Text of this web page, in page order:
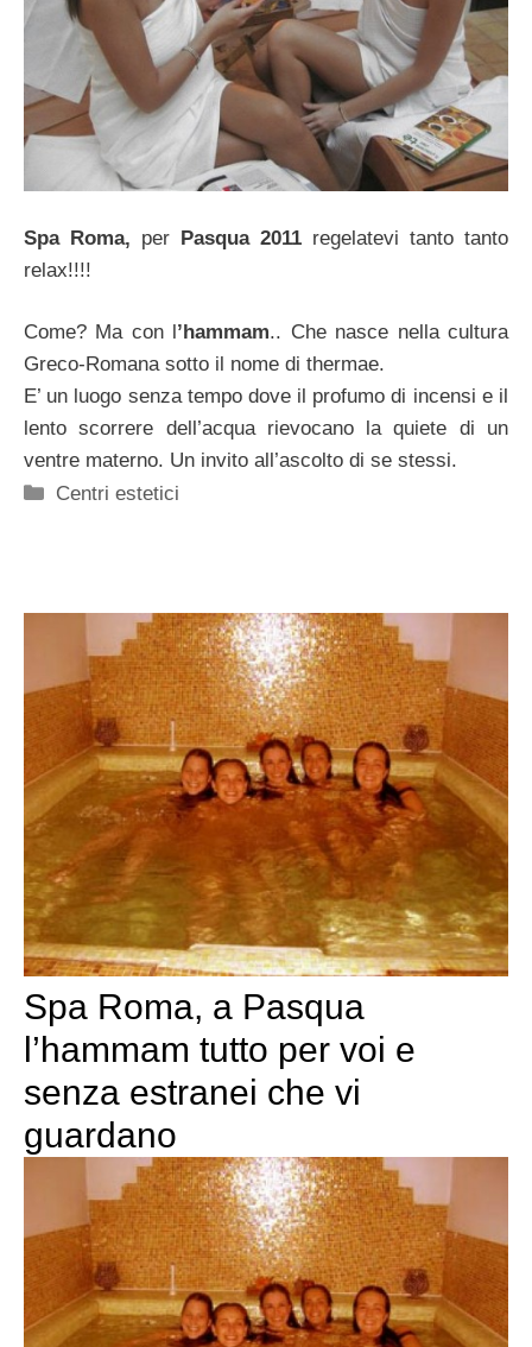
Spa Roma, per Pasqua 2011 regelatevi tanto tanto
relax!!!!
Come? Ma con l ’hammam.. Che nasce nella cultura
Greco-Romana sotto il nome di thermae.
E’ un luogo senza tempo dove il profumo di incensi e il
lento scorrere dell’acqua rievocano la quiete di un
ventre materno. Un invito all’ascolto di se stessi.
Categorie
Centri estetici
Spa Roma, a Pasqua
l’hammam tutto per voi e
senza estranei che vi
guardano